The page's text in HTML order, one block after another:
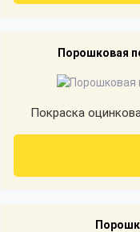
Порошковая
Покраска